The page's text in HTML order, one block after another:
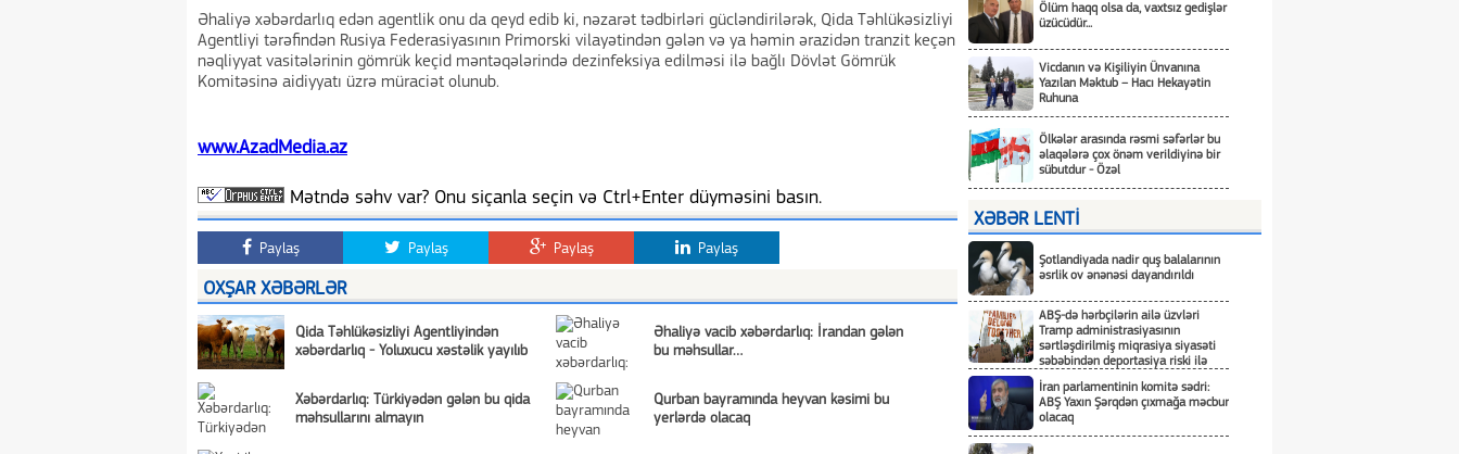
Əhaliyə xəbərdarlıq edən agentlik onu da qeyd edib ki, nəzarət tədbirləri gücləndirilərək, Qida Təhlükəsizliyi
Agentliyi tərəfindən Rusiya Federasiyasının Primorski vilayətindən gələn və ya həmin ərazidən tranzit keçən
nəqliyyat vasitələrinin gömrük keçid məntəqələrində dezinfeksiya edilməsi ilə bağlı Dövlət Gömrük
Komitəsinə aidiyyatı üzrə müraciət olunub.
www.AzadMedia.az
Mətndə səhv var? Onu siçanla seçin və Ctrl+Enter düyməsini basın.
Paylaş Paylaş Paylaş Paylaş
OXŞAR XƏBƏRLƏR
Qida Təhlükəsizliyi Agentliyindən
xəbərdarlıq - Yoluxucu xəstəlik yayılıb
Əhaliyə vacib xəbərdarlıq: İrandan gələn
bu məhsullar…
Xəbərdarlıq: Türkiyədən gələn bu qida
məhsullarını almayın
Qurban bayramında heyvan kəsimi bu
yerlərdə olacaq
Ölüm haqq olsa da, vaxtsız gedişlər
üzücüdür...
Vicdanın və Kişiliyin Ünvanına
Yazılan Məktub – Hacı Hekayətin
Ruhuna
Ölkələr arasında rəsmi səfərlər bu
əlaqələrə çox önəm verildiyinə bir
sübutdur - Özəl
XƏBƏR LENTİ
Şotlandiyada nadir quş balalarının
əsrlik ov ənənəsi dayandırıldı
ABŞ-də hərbçilərin ailə üzvləri
Tramp administrasiyasının
sərtləşdirilmiş miqrasiya siyasəti
səbəbindən deportasiya riski ilə
üzləşiblər
İran parlamentinin komitə sədri:
ABŞ Yaxın Şərqdən çıxmağa məcbur
olacaq